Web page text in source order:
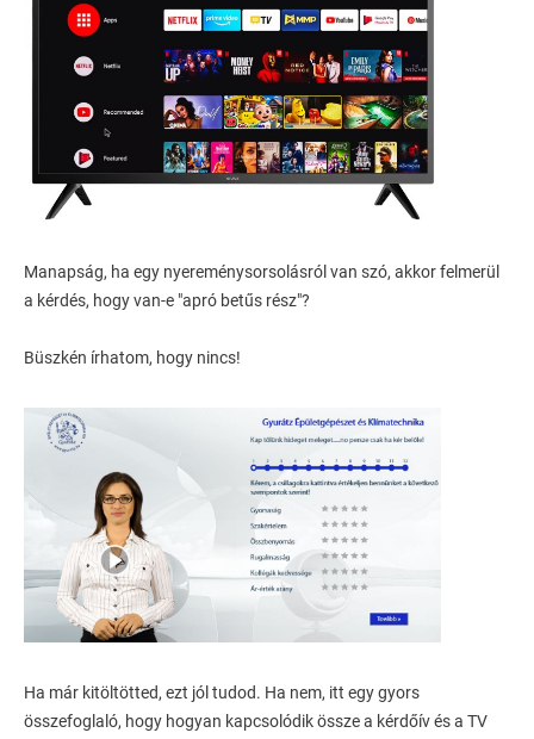
Manapság, ha egy nyereménysorsolásról van szó, akkor felmerül
a kérdés, hogy van-e "apró betűs rész"?
Büszkén írhatom, hogy nincs!
Ha már kitöltötted, ezt jól tudod. Ha nem, itt egy gyors
összefoglaló, hogy hogyan kapcsolódik össze a kérdőív és a TV